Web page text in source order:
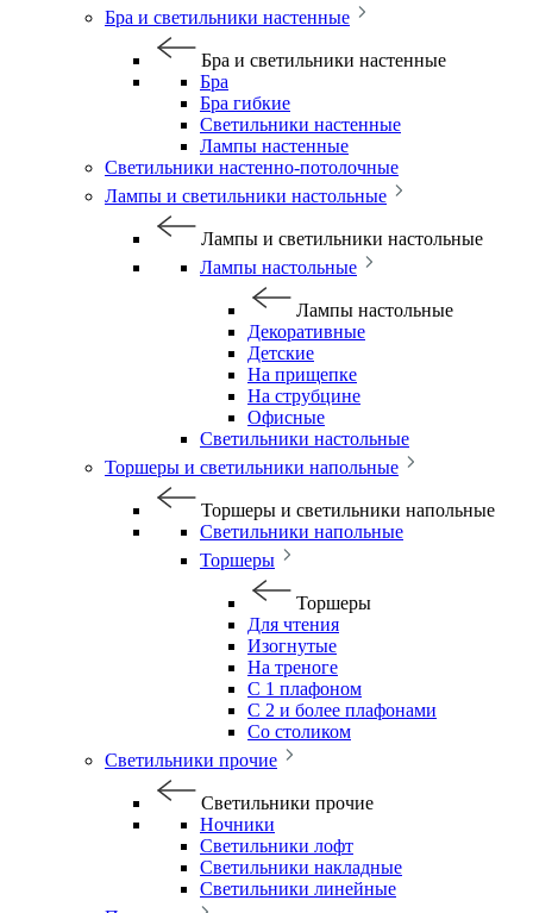
Бра и светильники настенные
Бра и светильники настенные
Бра
Бра гибкие
Светильники настенные
Лампы настенные
Светильники настенно-потолочные
Лампы и светильники настольные
Лампы и светильники настольные
Лампы настольные
Лампы настольные
Декоративные
Детские
На прищепке
На струбцине
Офисные
Светильники настольные
Торшеры и светильники напольные
Торшеры и светильники напольные
Светильники напольные
Торшеры
Торшеры
Для чтения
Изогнутые
На треноге
С 1 плафоном
С 2 и более плафонами
Со столиком
Светильники прочие
Светильники прочие
Ночники
Светильники лофт
Светильники накладные
Светильники линейные